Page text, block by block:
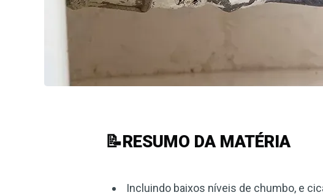
📝RESUMO DA MATÉRIA
Incluindo baixos níveis de chumbo, e